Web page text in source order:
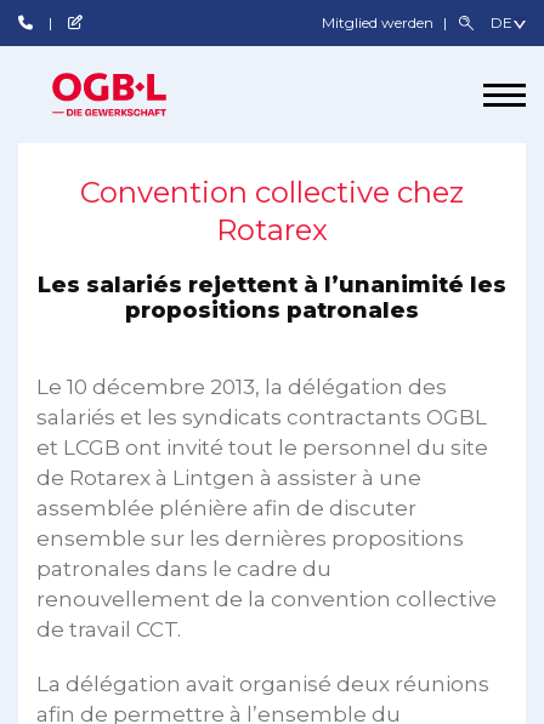
Mitglied werden
Convention collective chez
Rotarex
Les salariés rejettent à l’unanimité les
propositions patronales
Le 10 décembre 2013, la délégation des
salariés et les syndicats contractants OGBL
et LCGB ont invité tout le personnel du site
de Rotarex à Lintgen à assister à une
assemblée plénière afin de discuter
ensemble sur les dernières propositions
patronales dans le cadre du
renouvellement de la convention collective
de travail CCT.
La délégation avait organisé deux réunions
afin de permettre à l’ensemble du